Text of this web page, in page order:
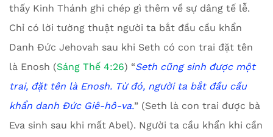
thấy Kinh Thánh ghi chép gì thêm về sự dâng tế lễ.
Chỉ có lời tường thuật người ta bắt đầu cầu khẩn
Danh Đức Jehovah sau khi Seth có con trai đặt tên
là Enosh (Sáng Thế 4:26) “Seth cũng sinh được một
trai, đặt tên là Enosh. Từ đó, người ta bắt đầu cầu
khẩn danh Đức Giê-hô-va.” (Seth là con trai được bà
Eva sinh sau khi mất Abel). Người ta cầu khẩn khi cần